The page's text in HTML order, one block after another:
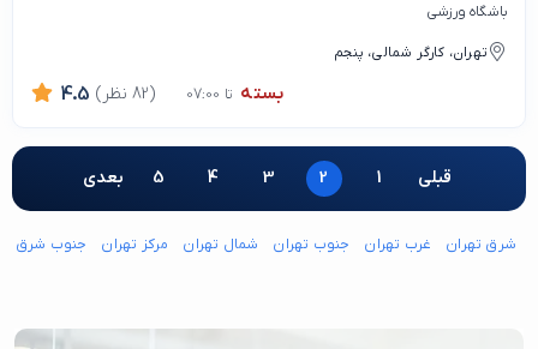
باشگاه ورزشی
تهران، کارگر شمالی، پنجم
بسته تا 07:00 4.5 (82 نظر)
قبلی 1
2
3
4
5 بعدی
شرق تهران غرب تهران جنوب تهران شمال تهران مرکز تهران جنوب شرق